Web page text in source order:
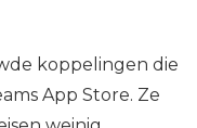
koppelingen die
App Store. Ze